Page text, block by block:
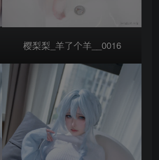
樱梨梨_羊了个羊__0016